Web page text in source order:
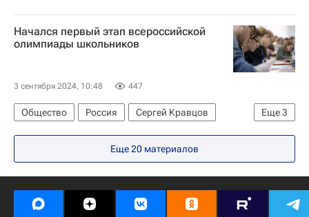
Начался первый этап всероссийской
олимпиады школьников
3 сентября 2024, 10:48 447
Еще3
Общество Россия
Сергей Кравцов
Социальный навигатор
СН_Образование
Еще 20 материалов